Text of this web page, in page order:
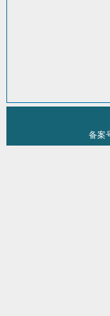
备案